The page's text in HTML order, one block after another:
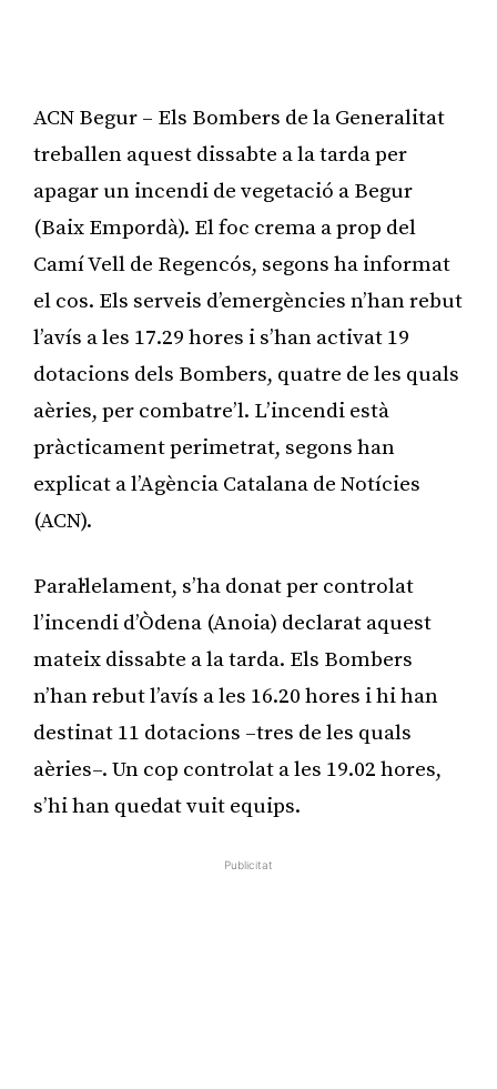
ACN Begur – Els Bombers de la Generalitat
treballen aquest dissabte a la tarda per
apagar un incendi de vegetació a Begur
(Baix Empordà). El foc crema a prop del
Camí Vell de Regencós, segons ha informat
el cos. Els serveis d’emergències n’han rebut
l’avís a les 17.29 hores i s’han activat 19
dotacions dels Bombers, quatre de les quals
aèries, per combatre’l. L’incendi està
pràcticament perimetrat, segons han
explicat a l’Agència Catalana de Notícies
(ACN).
Paral·lelament, s’ha donat per controlat
l’incendi d’Òdena (Anoia) declarat aquest
mateix dissabte a la tarda. Els Bombers
n’han rebut l’avís a les 16.20 hores i hi han
destinat 11 dotacions –tres de les quals
aèries–. Un cop controlat a les 19.02 hores,
s’hi han quedat vuit equips.
Publicitat